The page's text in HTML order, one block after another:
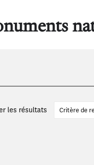
les résultats